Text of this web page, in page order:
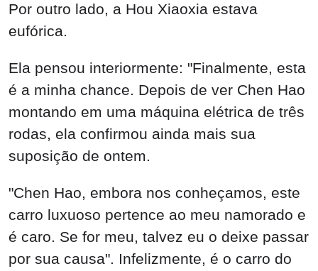
Por outro lado, a Hou Xiaoxia estava
eufórica.
Ela pensou interiormente: "Finalmente, esta
é a minha chance. Depois de ver Chen Hao
montando em uma máquina elétrica de três
rodas, ela confirmou ainda mais sua
suposição de ontem.
"Chen Hao, embora nos conheçamos, este
carro luxuoso pertence ao meu namorado e
é caro. Se for meu, talvez eu o deixe passar
por sua causa". Infelizmente, é o carro do